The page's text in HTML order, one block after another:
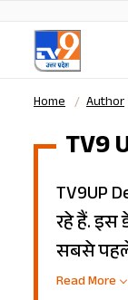
Home Author
TV9
TV9UP
रहे हैं. इस
सबसे पहले
से कम
Read More